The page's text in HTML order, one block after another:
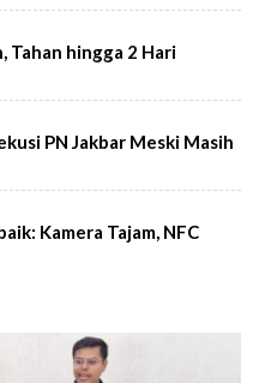
Tahan hingga 2 Hari
PN Jakbar Meski Masih
Kamera Tajam, NFC